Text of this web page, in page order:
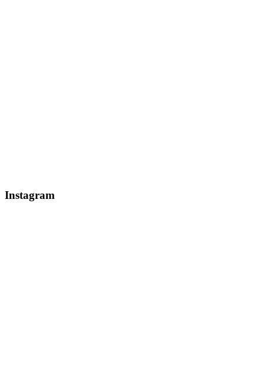
Instagram